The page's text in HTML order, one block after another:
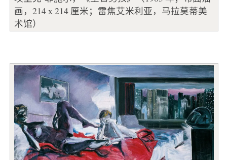
画，214 x 214 厘米；雷焦艾米利亚，马拉莫蒂美
术馆）